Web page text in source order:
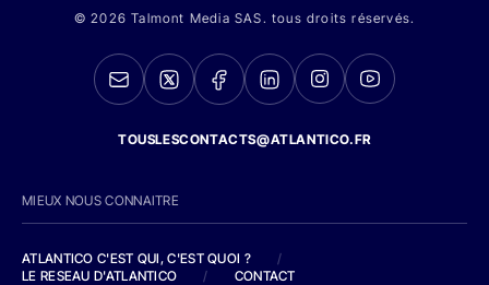
© 2026 Talmont Media SAS. tous droits réservés.
TOUSLESCONTACTS@ATLANTICO.FR
MIEUX NOUS CONNAITRE
ATLANTICO C'EST QUI, C'EST QUOI ?
/
LE RESEAU D'ATLANTICO
/ CONTACT